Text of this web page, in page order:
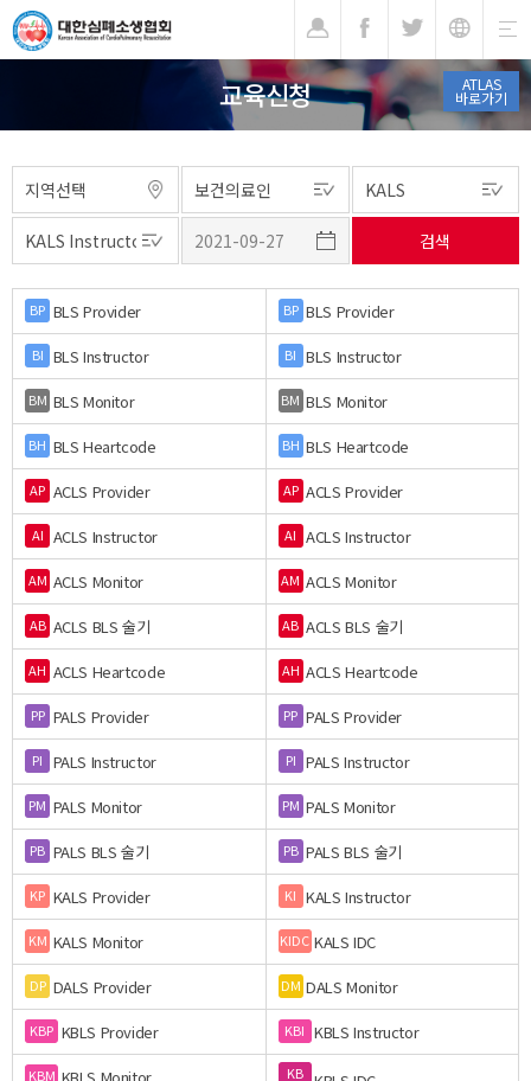
ATLAS
바로가기
교육신청
BP BLS Provider BP BLS Provider
BI BLS Instructor BI BLS Instructor
BM BLS Monitor BM BLS Monitor
BH BLS Heartcode BH BLS Heartcode
AP ACLS Provider AP ACLS Provider
AI ACLS Instructor AI ACLS Instructor
AM ACLS Monitor AM ACLS Monitor
AB ACLS BLS 술기 AB ACLS BLS 술기
AH ACLS Heartcode AH ACLS Heartcode
PP PALS Provider PP PALS Provider
PI PALS Instructor PI PALS Instructor
PM PALS Monitor PM PALS Monitor
PB PALS BLS 술기 PB PALS BLS 술기
KP KALS Provider KI KALS Instructor
KM KALS Monitor KIDC KALS IDC
DP DALS Provider DM DALS Monitor
KBP KBLS Provider KBI KBLS Instructor
KBM KB